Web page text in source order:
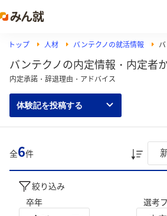
トップ 人材 バンテクノの就活情報
バンテクノの内定情報・内定者
内定承諾・辞退理由・アドバイス
体験記を投稿する
全6件
絞り込み
卒年
選考